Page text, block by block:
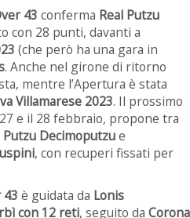
43 conferma Real Putzu
con 28 punti, davanti a
(che però ha una gara in
. Anche nel girone di ritorno
mentre l’Apertura è stata
Villamarese 2023. Il prossimo
e il 28 febbraio, propone tra
Putzu Decimoputzue
, con recuperi fissati per
43 è guidata da Lonis
con 12 reti, seguito da Corona